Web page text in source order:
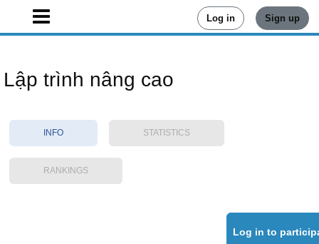
Log in Sign up
Lập trình nâng cao
INFO STATISTICS
RANKINGS